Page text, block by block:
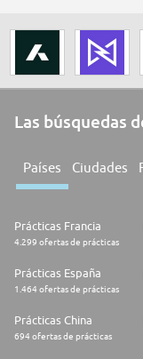
Las búsquedas
Países Ciudades
Prácticas Francia
4.299 ofertas de prácticas
Prácticas España
1.464 ofertas de prácticas
Prácticas China
694 ofertas de prácticas